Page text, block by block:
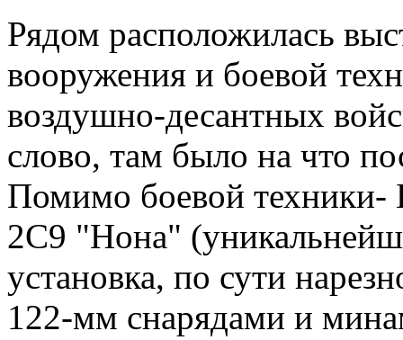
Рядом расположилась
вооружения и боевой
воздушно-десантных
слово, там было на что
Помимо боевой
2С9 "Нона"
установка, по сути
122-мм снарядами и